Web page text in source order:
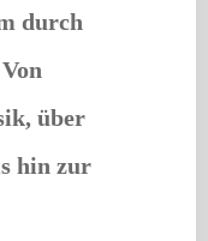
durch
über
hin zur